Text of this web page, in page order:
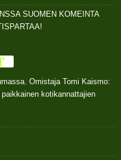
SUOMEN KOMEINTA
Omistaja Tomi Kaismo:
kotikannattajien